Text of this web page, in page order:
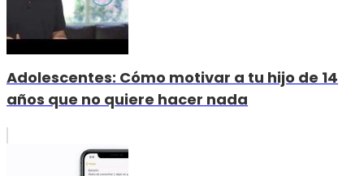
Adolescentes: Cómo motivar a tu hijo de 14
años que no quiere hacer nada